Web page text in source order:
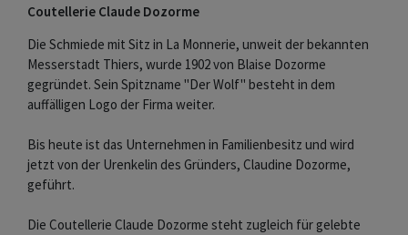
Coutellerie Claude Dozorme
Die Schmiede mit Sitz in La Monnerie, unweit der bekannten
Messerstadt Thiers, wurde 1902 von Blaise Dozorme
gegründet. Sein Spitzname "Der Wolf" besteht in dem
auffälligen Logo der Firma weiter.
Bis heute ist das Unternehmen in Familienbesitz und wird
jetzt von der Urenkelin des Gründers, Claudine Dozorme,
geführt.
Die Coutellerie Claude Dozorme steht zugleich für gelebte